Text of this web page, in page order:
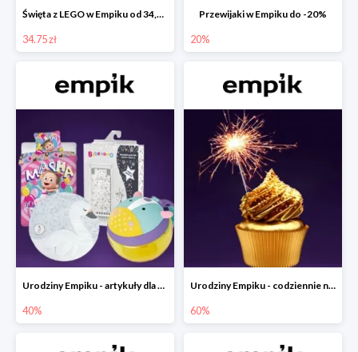
Święta z LEGO w Empiku od 34,75 zł
34.75 zł
Przewijaki w Empiku do -20%
20%
Urodziny Empiku - artykuły dla mamy i dziecka do -40%
40%
Urodziny Empiku - codziennie nowe okazje nawet do -60%
60%